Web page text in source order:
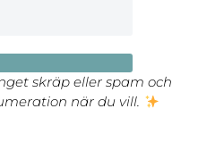
skräp eller spam och
när du vill.